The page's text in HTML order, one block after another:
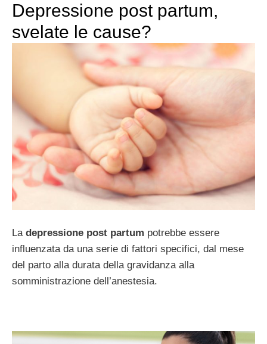
Depressione post partum,
svelate le cause?
La depressione post partum potrebbe essere
influenzata da una serie di fattori specifici, dal mese
del parto alla durata della gravidanza alla
somministrazione dell’anestesia.